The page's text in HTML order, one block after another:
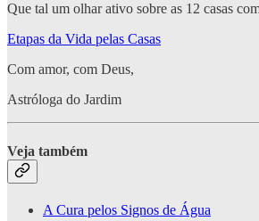
Que tal um olhar ativo sobre as 12 casas
Etapas da Vida pelas Casas
Com amor, com Deus,
Astróloga do Jardim
Veja também
A Cura pelos Signos de Água